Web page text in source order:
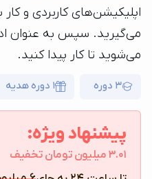
اپلیکیشن‌های کاربردی و
می‌گیرید. سپس به عنوان
می‌شوید تا کار پیدا کنید.
3 دوره 1 دوره هدیه
پیشنهاد ویژه:
3.01 میلیون تومان تخفیف